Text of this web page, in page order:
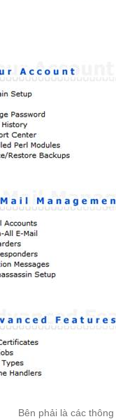
Bên phải là các